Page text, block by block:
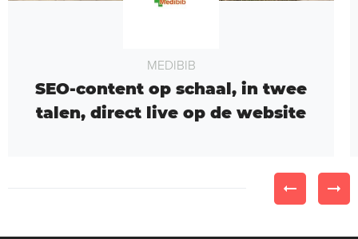
MEDIBIB
SEO-content op schaal, in twee
talen, direct live op de website